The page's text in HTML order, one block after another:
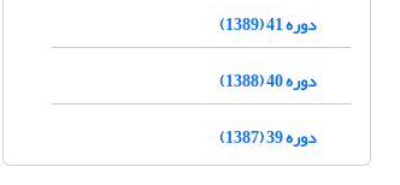
دوره 41 (1389)
دوره 40 (1388)
دوره 39 (1387)